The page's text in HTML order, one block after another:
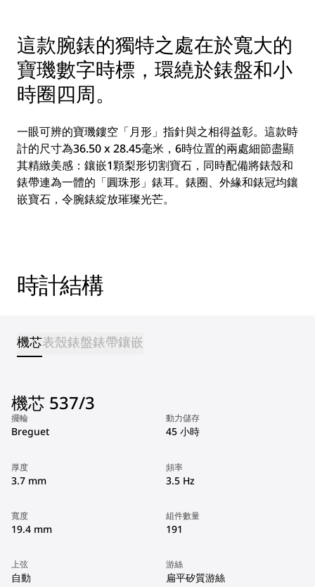
這款腕錶的獨特之處在於寬大的
寶璣數字時標，環繞於錶盤和小
時圈四周。
一眼可辨的寶璣鏤空「月形」指針與之相得益彰。這款時
計的尺寸為36.50 x 28.45毫米，6時位置的兩處細節盡顯
其精緻美感：鑲嵌1顆梨形切割寶石，同時配備將錶殼和
錶帶連為一體的「圓珠形」錶耳。錶圈、外緣和錶冠均鑲
嵌寶石，令腕錶綻放璀璨光芒。
時計結構
機芯表殼錶盤錶帶鑲嵌
機芯 537/3
擺輪
Breguet
動力儲存
45 小時
厚度
3.7 mm
頻率
3.5 Hz
寬度
19.4 mm
組件數量
191
上弦
自動
游絲
扁平矽質游絲